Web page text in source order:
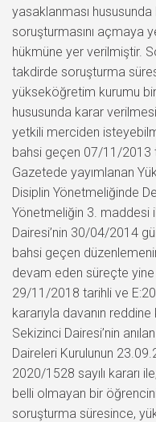
yasaklanması
soruşturmasını açmaya
hükmüne yer verilmiştir.
takdirde soruşturma
yükseköğretim kurumu
hususunda karar
yetkili merciden
bahsi geçen 07/11/2013
Gazetede yayımlanan
Disiplin Yönetmeliğinde
Yönetmeliğin 3. maddesi
Dairesi’nin 30/04/2014
bahsi geçen
devam eden süreçte yine
29/11/2018 tarihli ve
kararıyla davanın
Sekizinci Dairesi’nin
Daireleri Kurulunun
2020/1528 sayılı kararı
belli olmayan bir
soruşturma süresince,